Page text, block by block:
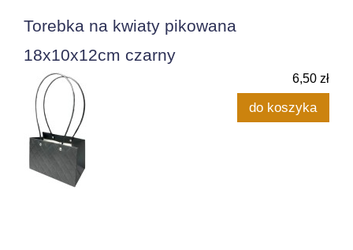
Torebka na kwiaty pikowana
18x10x12cm czarny
6,50 zł
do koszyka